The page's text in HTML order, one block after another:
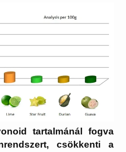
tartalmánál fogva
csökkenti a